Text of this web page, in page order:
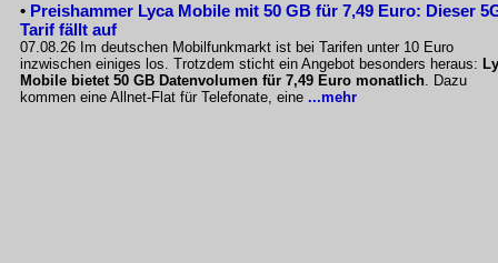
• Preishammer Lyca Mobile mit 50 GB für 7,49 Euro: Dieser
Tarif fällt auf
07.08.26 Im deutschen Mobilfunkmarkt ist bei Tarifen unter 10 Euro
inzwischen einiges los. Trotzdem sticht ein Angebot besonders heraus:
Mobile bietet 50 GB Datenvolumen für 7,49 Euro monatlich. Dazu
kommen eine Allnet-Flat für Telefonate, eine ...mehr